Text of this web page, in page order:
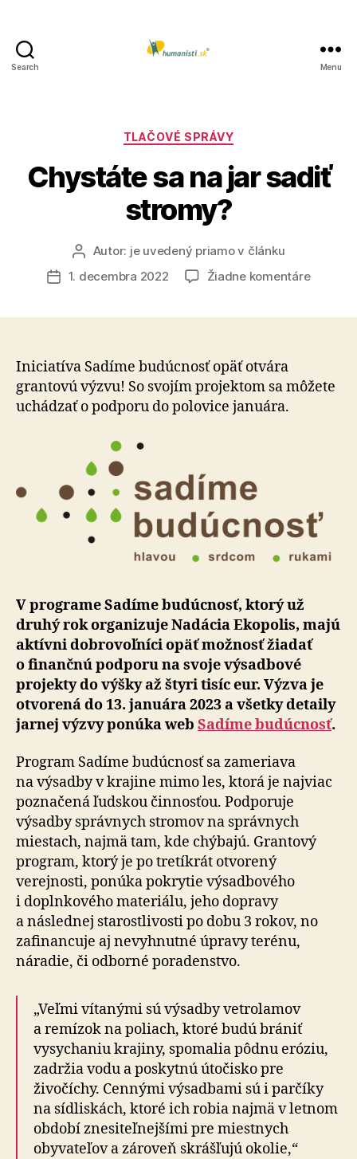
Search Menu
Kategórie
TLAČOVÉ SPRÁVY
Chystáte sa na jar sadiť
stromy?
Autor
článku
Autor: je uvedený priamo v článku
Dátum
1. decembra 2022 Žiadne komentárena
stromy?
Iniciatíva Sadíme budúcnosť opäť otvára
grantovú výzvu! So svojím projektom sa môžete
uchádzať o podporu do polovice januára.
V programe Sadíme budúcnosť, ktorý už
druhý rok organizuje Nadácia Ekopolis, majú
aktívni dobrovoľníci opäť možnosť žiadať
o finančnú podporu na svoje výsadbové
projekty do výšky až štyri tisíc eur. Výzva je
otvorená do 13. januára 2023 a všetky detaily
jarnej výzvy ponúka web Sadíme budúcnosť.
Program Sadíme budúcnosť sa zameriava
na výsadby v krajine mimo les, ktorá je najviac
poznačená ľudskou činnosťou. Podporuje
výsadby správnych stromov na správnych
miestach, najmä tam, kde chýbajú. Grantový
program, ktorý je po tretíkrát otvorený
verejnosti, ponúka pokrytie výsadbového
i doplnkového materiálu, jeho dopravy
a následnej starostlivosti po dobu 3 rokov, no
zafinancuje aj nevyhnutné úpravy terénu,
náradie, či odborné poradenstvo.
„Veľmi vítanými sú výsadby vetrolamov
a remízok na poliach, ktoré budú brániť
vysychaniu krajiny, spomalia pôdnu eróziu,
zadržia vodu a poskytnú útočisko pre
živočíchy. Cennými výsadbami sú i parčíky
na sídliskách, ktoré ich robia najmä v letnom
období znesiteľnejšími pre miestnych
obyvateľov a zároveň skrášľujú okolie,“